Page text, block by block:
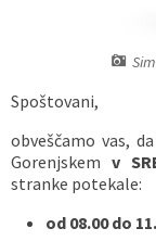
Spoštovani,
obveščamo vas,
Gorenjskem v
stranke potekale:
od 08.00 do
Medobčinski
Gasilstvo, zaščita in
Načrt ravnanja s
Dokumenti v javni